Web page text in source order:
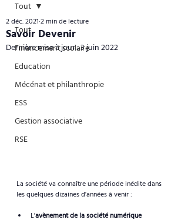
Tout
Financement scolaire
Education
Mécénat et philanthropie
ESS
Gestion associative
RSE
Tout
Savoir Devenir
2 déc. 2021 2 min de lecture
Dernière mise à jour :3 juin 2022
La société va connaître une période inédite dans
les quelques dizaines d'années à venir :
L'avènement de la société numérique